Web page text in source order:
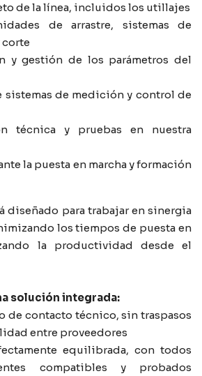
de la línea, incluidos los utillajes
de arrastre, sistemas de
y gestión de los parámetros del
sistemas de medición y control de
técnica y pruebas en nuestra
la puesta en marcha y formación
diseñado para trabajar en sinergia
los tiempos de puesta en
la productividad desde el
solución integrada:
de contacto técnico, sin traspasos
entre proveedores
equilibrada, con todos
compatibles y probados